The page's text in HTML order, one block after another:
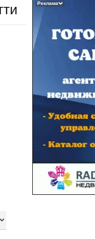
Реклама